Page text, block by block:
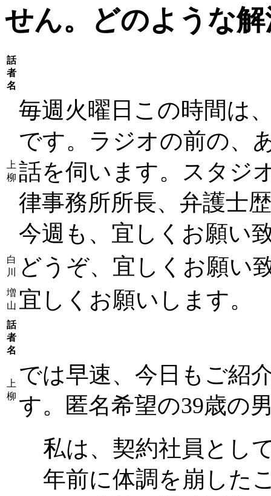
せん。どのような
話
者
名
上
柳
毎週火曜日この時間は
です。ラジオの前の、
話を伺います。スタジ
律事務所所長、弁護士
今週も、宜しくお願い
白
川
どうぞ、宜しくお願い
増
山 宜しくお願いします。
話
者
名
上
柳
では早速、今日もご紹
す。匿名希望の39歳の
私は、契約社員とし
年前に体調を崩した